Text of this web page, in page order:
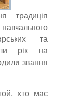
традиція
та
рік на
звання
хто має